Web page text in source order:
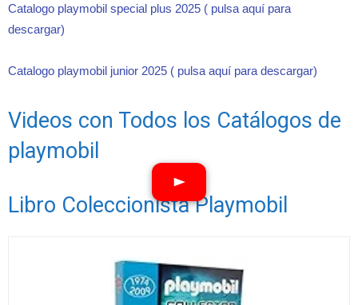
Catalogo playmobil special plus 2025 ( pulsa aquí para
descargar)
Catalogo playmobil junior 2025 ( pulsa aquí para descargar)
Videos con Todos los Catálogos de
playmobil
Libro Coleccionista Playmobil